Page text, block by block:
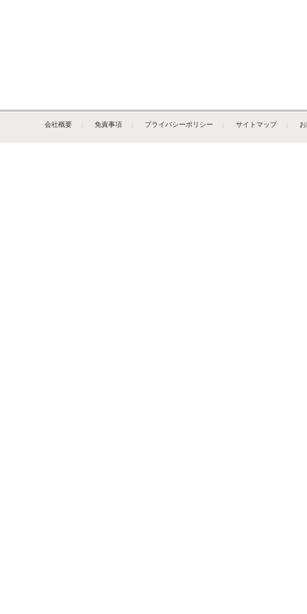
会社概要 免責事項 プライバシーポリシー サイトマップ｜